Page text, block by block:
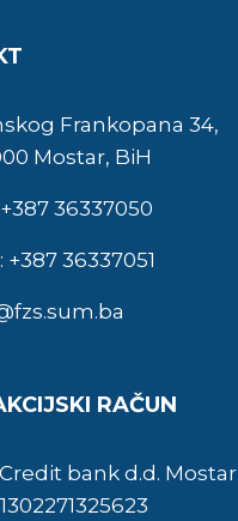
Frankopana 34,
Mostar, BiH
36337050
+387 36337051
RAČUN
bank d.d. Mostar